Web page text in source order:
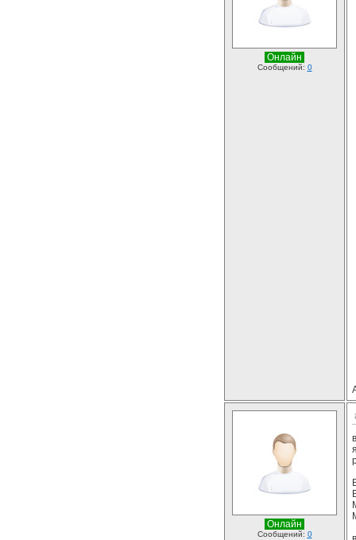
Онлайн
Сообщений: 0
Онлайн
Сообщений: 0